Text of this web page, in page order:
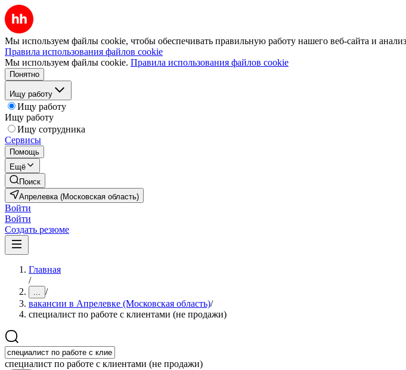
Мы используем файлы cookie, чтобы обеспечивать правильную работу нашего веб-сайта и
Правила использования файлов cookie
Мы используем файлы cookie. Правила использования файлов cookie
Понятно
Ищу работу
Ищу работу
Ищу работу
Ищу сотрудника
Сервисы
Помощь
Ещё
Поиск
Апрелевка (Московская область)
Войти
Войти
Создать резюме
Главная
/
... /
вакансии в Апрелевке (Московская область)/
специалист по работе с клиентами (не продажи)
специалист по работе с клиентами (не продажи)